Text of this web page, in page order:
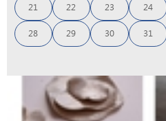
21 22 23 24
28 29 30 31